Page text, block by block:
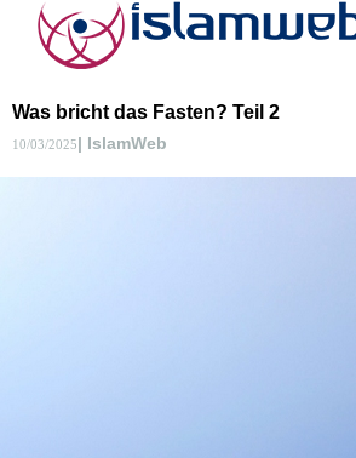
Was bricht das Fasten? Teil 2
10/03/2025| IslamWeb